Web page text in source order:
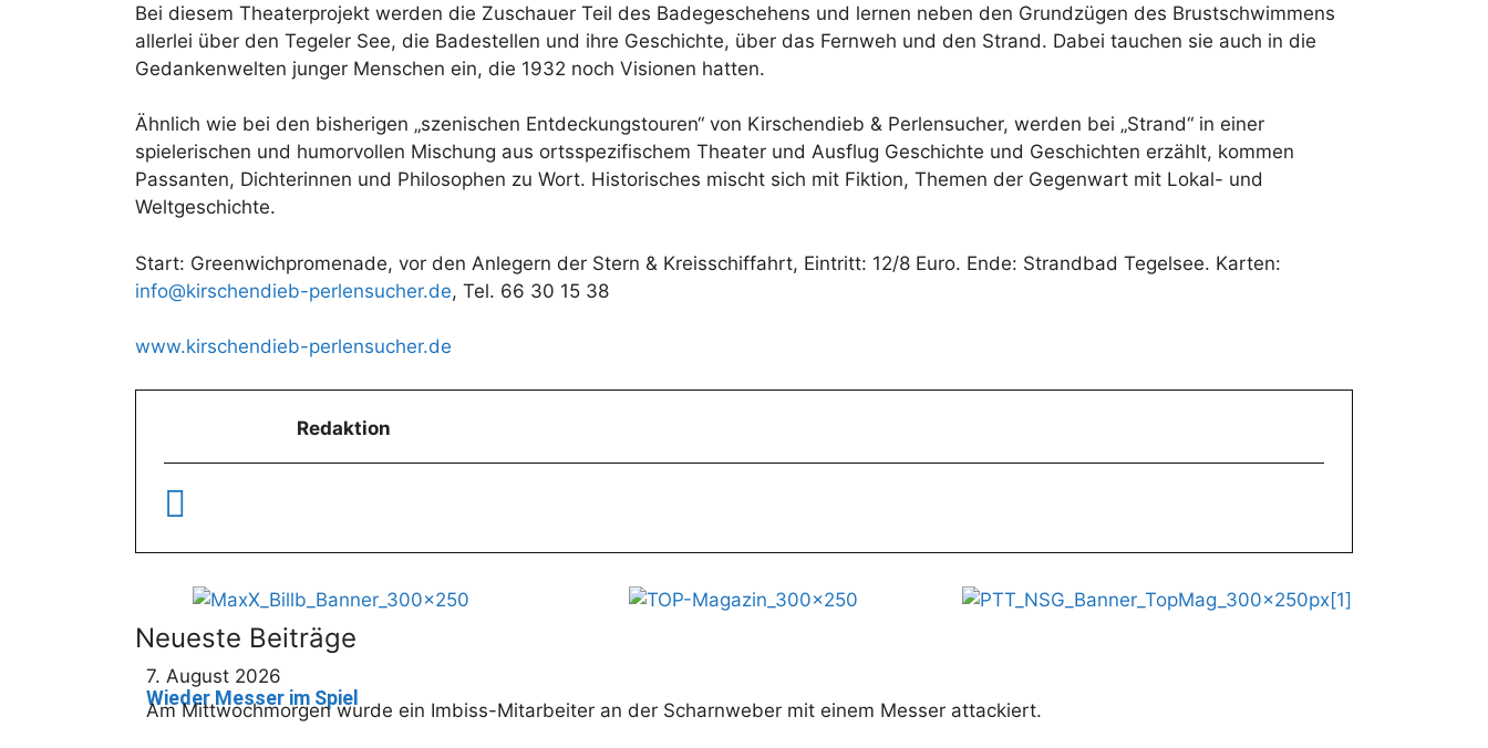
Bei diesem Theaterprojekt werden die Zuschauer Teil des Badegeschehens und lernen neben den Grundzügen des Brustschwimmens
allerlei über den Tegeler See, die Badestellen und ihre Geschichte, über das Fernweh und den Strand. Dabei tauchen sie auch in die
Gedankenwelten junger Menschen ein, die 1932 noch Visionen hatten.
Ähnlich wie bei den bisherigen „szenischen Entdeckungstouren“ von Kirschendieb & Perlensucher, werden bei „Strand“ in einer
spielerischen und humorvollen Mischung aus ortsspezifischem Theater und Ausflug Geschichte und Geschichten erzählt, kommen
Passanten, Dichterinnen und Philosophen zu Wort. Historisches mischt sich mit Fiktion, Themen der Gegenwart mit Lokal- und
Weltgeschichte.
Start: Greenwichpromenade, vor den Anlegern der Stern & Kreisschiffahrt, Eintritt: 12/8 Euro. Ende: Strandbad Tegelsee. Karten:
info@kirschendieb-perlensucher.de, Tel. 66 30 15 38
www.kirschendieb-perlensucher.de
Redaktion
Neueste Beiträge
7. August 2026
Wieder Messer im Spiel
Am Mittwochmorgen wurde ein Imbiss-Mitarbeiter an der Scharnweber mit einem Messer attackiert.